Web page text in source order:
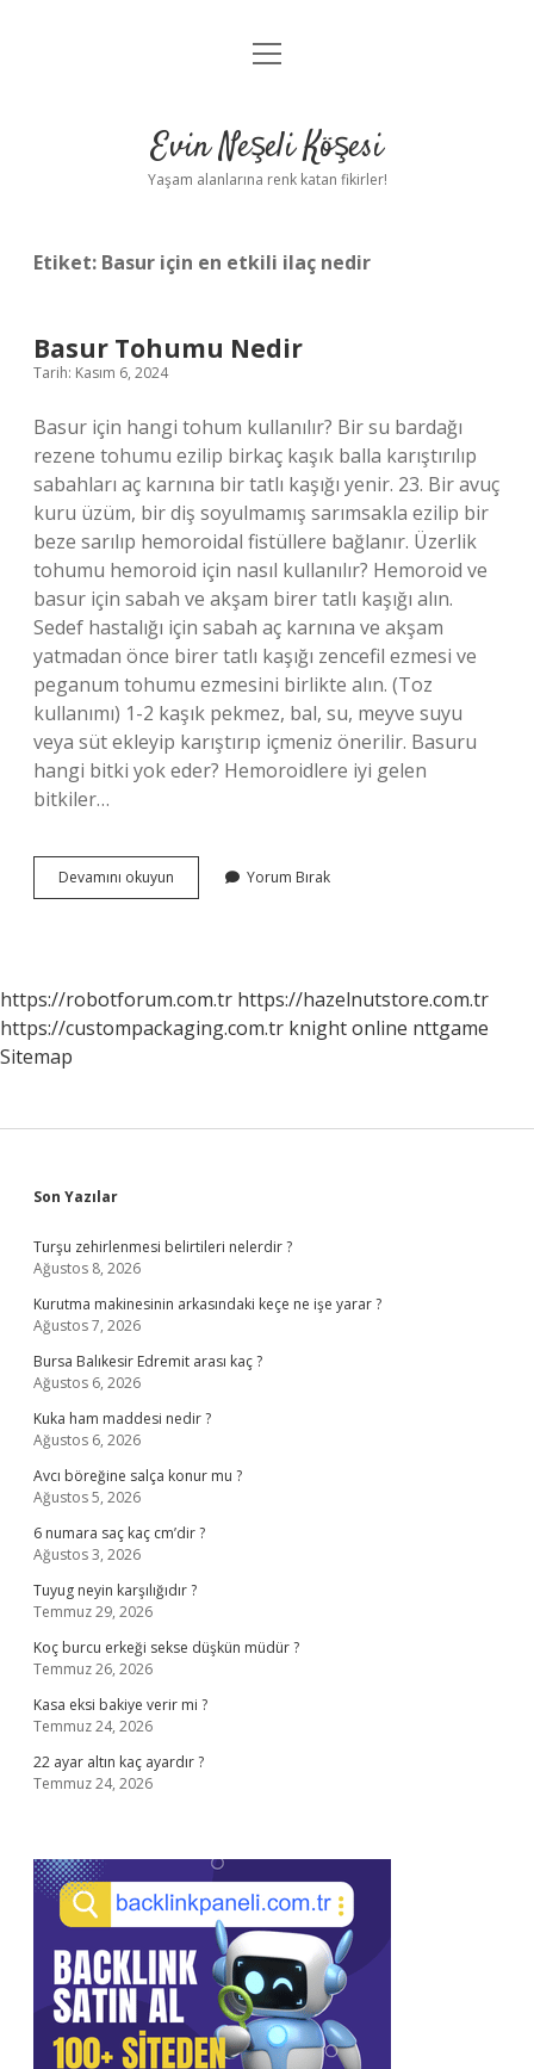
Anasayfa
Yasal Uyarı
menüyü
Evin Neşeli Köşesi
Yaşam alanlarına renk katan fikirler!
Etiket: Basur için en etkili ilaç nedir
Basur Tohumu Nedir
Tarih: Kasım 6, 2024
Basur için hangi tohum kullanılır? Bir su bardağı
rezene tohumu ezilip birkaç kaşık balla karıştırılıp
sabahları aç karnına bir tatlı kaşığı yenir. 23. Bir avuç
kuru üzüm, bir diş soyulmamış sarımsakla ezilip bir
beze sarılıp hemoroidal fistüllere bağlanır. Üzerlik
tohumu hemoroid için nasıl kullanılır? Hemoroid ve
basur için sabah ve akşam birer tatlı kaşığı alın.
Sedef hastalığı için sabah aç karnına ve akşam
yatmadan önce birer tatlı kaşığı zencefil ezmesi ve
peganum tohumu ezmesini birlikte alın. (Toz
kullanımı) 1-2 kaşık pekmez, bal, su, meyve suyu
veya süt ekleyip karıştırıp içmeniz önerilir. Basuru
hangi bitki yok eder? Hemoroidlere iyi gelen
bitkiler…
Devamını okuyun
Tohumu
Yorum Bırak
https://robotforum.com.tr https://hazelnutstore.com.tr
https://custompackaging.com.tr knight online nttgame
Sitemap
Sidebar
Son Yazılar
Turşu zehirlenmesi belirtileri nelerdir ?
Ağustos 8, 2026
Kurutma makinesinin arkasındaki keçe ne işe yarar ?
Ağustos 7, 2026
Bursa Balıkesir Edremit arası kaç ?
Ağustos 6, 2026
Kuka ham maddesi nedir ?
Ağustos 6, 2026
Avcı böreğine salça konur mu ?
Ağustos 5, 2026
6 numara saç kaç cm’dir ?
Ağustos 3, 2026
Tuyug neyin karşılığıdır ?
Temmuz 29, 2026
Koç burcu erkeği sekse düşkün müdür ?
Temmuz 26, 2026
Kasa eksi bakiye verir mi ?
Temmuz 24, 2026
22 ayar altın kaç ayardır ?
Temmuz 24, 2026